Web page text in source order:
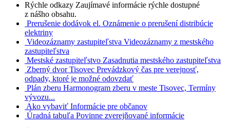
Rýchle odkazy Zaujímavé informácie rýchle dostupné
z nášho obsahu.
Prerušenie dodávok el. Oznámenie o prerušení distribúcie
elektriny
Videozáznamy zastupiteľstva Videozáznamy z mestského
zastupiteľstva
Mestské zastupiteľstvo Zasadnutia mestského zastupiteľstva
Zberný dvor Tisovec Prevádzkový čas pre verejnosť,
odpady, ktoré je možné odovzdať
Plán zberu Harmonogram zberu v meste Tisovec, Termíny
vývozu...
Ako vybaviť Informácie pre občanov
Úradná tabuľa Povinne zverejňované informácie